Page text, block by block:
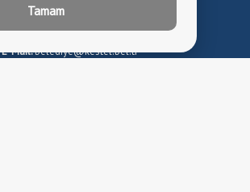
0224 372 10 01
E-Mail:belediye@kestel.bel.tr
Tamam